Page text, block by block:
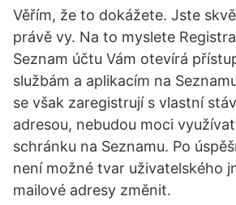
Věřím, že to dokážete. Jste
právě vy. Na to myslete
Seznam účtu Vám otevírá
službám a aplikacím na
se však zaregistrují s vlastní
adresou, nebudou moci
schránku na Seznamu. Po
není možné tvar uživatelského
mailové adresy změnit.